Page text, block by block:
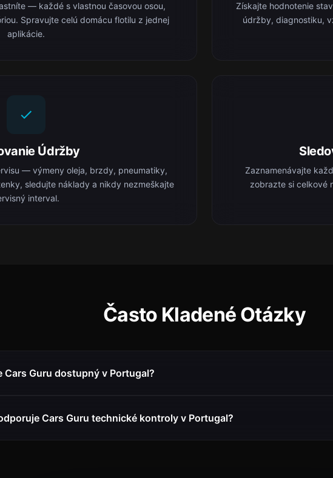
— každé s vlastnou časovou osou,
Spravujte celú domácu flotilu z jednej
aplikácie.
Získajte hodnotenie
údržby, diagnostiku,
Údržby
— výmeny oleja, brzdy, pneumatiky,
sledujte náklady a nikdy nezmeškajte
interval.
Zaznamenávajte
zobrazte si celkové
Často Kladené Otázky
Cars Guru dostupný v Portugal?
Cars Guru technické kontroly v Portugal?